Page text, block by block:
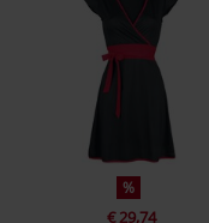
Poslať komentár
%
€ 29,74